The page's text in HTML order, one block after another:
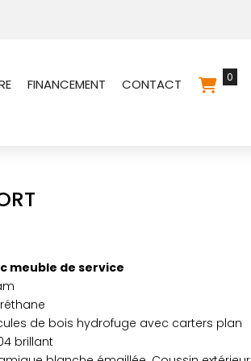
FINANCEMENT CONTACT 0
meuble de service
de bois hydrofuge avec carters plan
brillant